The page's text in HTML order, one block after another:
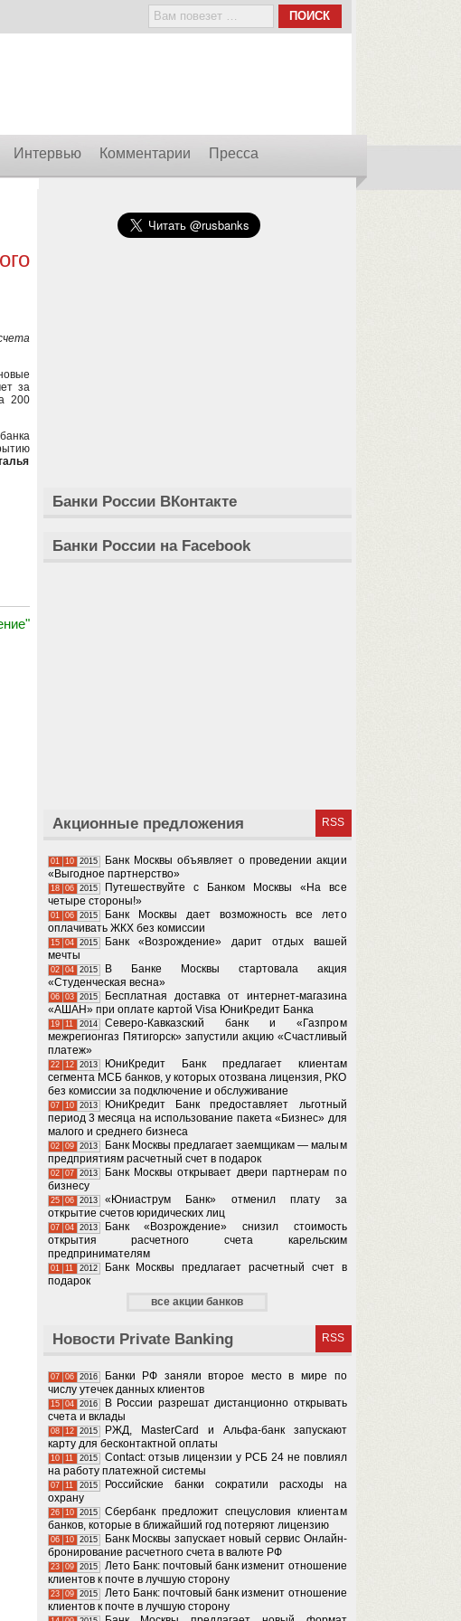
Интервью Комментарии Пресса
за
200
Банки России ВКонтакте
Банки России на Facebook
Акционные предложения RSS
01 10 2015
Банк Москвы объявляет о проведении акции
«Выгодное партнерство»
18 06 2015
Путешествуйте с Банком Москвы «На все
четыре стороны!»
01 06 2015
Банк Москвы дает возможность все лето
оплачивать ЖКХ без комиссии
15 04 2015
Банк «Возрождение» дарит отдых вашей
мечты
02 04 2015
В Банке Москвы стартовала акция
«Студенческая весна»
06 03 2015
Бесплатная доставка от интернет-магазина
«АШАН» при оплате картой Visa ЮниКредит Банка
19 11 2014
Северо-Кавказский банк и «Газпром
межрегионгаз Пятигорск» запустили акцию «Счастливый
платеж»
22 12 2013
ЮниКредит Банк предлагает клиентам
сегмента МСБ банков, у которых отозвана лицензия, РКО
без комиссии за подключение и обслуживание
07 10 2013
ЮниКредит Банк предоставляет льготный
период 3 месяца на использование пакета «Бизнес» для
малого и среднего бизнеса
02 09 2013
Банк Москвы предлагает заемщикам — малым
предприятиям расчетный счет в подарок
02 07 2013
Банк Москвы открывает двери партнерам по
бизнесу
25 06 2013
«Юниаструм Банк» отменил плату за
открытие счетов юридических лиц
07 04 2013
Банк «Возрождение» снизил стоимость
открытия расчетного счета карельским
предпринимателям
01 11 2012
Банк Москвы предлагает расчетный счет в
подарок
все акции банков
Новости Private Banking RSS
07 06 2016
Банки РФ заняли второе место в мире по
числу утечек данных клиентов
15 04 2016
В России разрешат дистанционно открывать
счета и вклады
08 12 2015
РЖД, MasterCard и Альфа-банк запускают
карту для бесконтактной оплаты
10 11 2015
Contact​​: отзыв лицензии у ​РСБ 24 ​не повлиял
на работу платежной системы
07 11 2015
Российские банки сократили расходы на
охрану
26 10 2015
Сбербанк предложит спецусловия клиентам
банков, которые в ближайший год потеряют лицензию
06 10 2015
Банк Москвы запускает новый сервис Онлайн-
бронирование расчетного счета в валюте РФ
23 09 2015
Лето Банк: почтовый банк изменит отношение
клиентов к почте в лучшую сторону
23 09 2015
Лето Банк: почтовый банк изменит отношение
клиентов к почте в лучшую сторону